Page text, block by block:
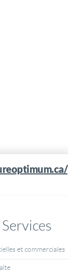
et commerciales